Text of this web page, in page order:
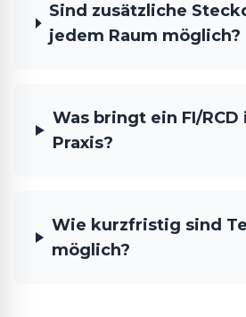
Sind zusätzliche
jedem Raum möglich?
Was bringt ein FI/RCD
Praxis?
Wie kurzfristig sind
möglich?